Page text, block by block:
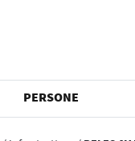
PERSONE